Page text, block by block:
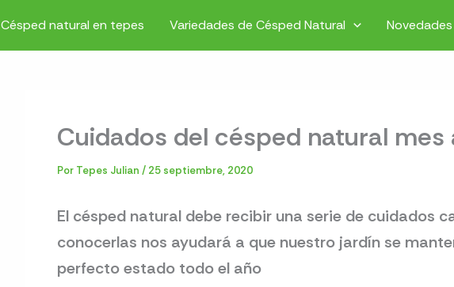
Césped natural en tepes Variedades de Césped Natural Novedades
Cuidados del césped natural mes
Por Tepes Julian / 25 septiembre, 2020
El césped natural debe recibir una serie de cuidados
conocerlas nos ayudará a que nuestro jardín se
perfecto estado todo el año